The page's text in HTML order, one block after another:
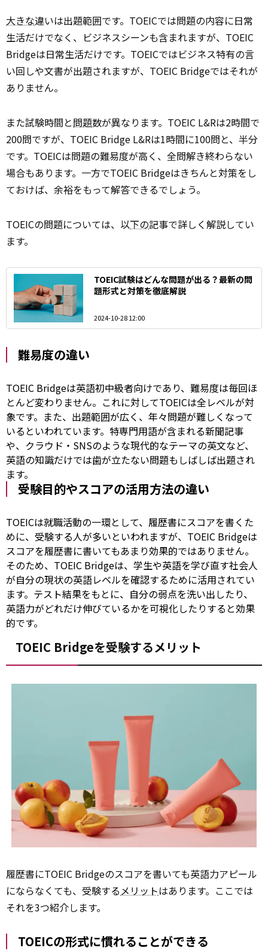
大きな違いは出題範囲です。TOEICでは問題の内容に日常
生活だけでなく、ビジネスシーンも含まれますが、TOEIC
Bridgeは日常生活だけです。TOEICではビジネス特有の言
い回しや文書が出題されますが、TOEIC Bridgeではそれが
ありません。
また試験時間と問題数が異なります。TOEIC L&Rは2時間で
200問ですが、TOEIC Bridge L&Rは1時間に100問と、半分
です。TOEICは問題の難易度が高く、全問解き終わらない
場合もあります。一方でTOEIC Bridgeはきちんと対策をし
ておけば、余裕をもって解答できるでしょう。
TOEICの問題については、以下の記事で詳しく解説してい
ます。
TOEIC試験はどんな問題が出る？最新の問
題形式と対策を徹底解説
2024-10-28 12:00
難易度の違い
TOEIC Bridgeは英語初中級者向けであり、難易度は毎回ほ
とんど変わりません。これに対してTOEICは全レベルが対
象です。また、出題範囲が広く、年々問題が難しくなって
いるといわれています。特専門用語が含まれる新聞記事
や、クラウド・SNSのような現代的なテーマの英文など、
英語の知識だけでは歯が立たない問題もしばしば出題され
ます。
受験目的やスコアの活用方法の違い
TOEICは就職活動の一環として、履歴書にスコアを書くた
めに、受験する人が多いといわれますが、TOEIC Bridgeは
スコアを履歴書に書いてもあまり効果的ではありません。
そのため、TOEIC Bridgeは、学生や英語を学び直す社会人
が自分の現状の英語レベルを確認するために活用されてい
ます。テスト結果をもとに、自分の弱点を洗い出したり、
英語力がどれだけ伸びているかを可視化したりすると効果
的です。
TOEIC Bridgeを受験するメリット
履歴書にTOEIC Bridgeのスコアを書いても英語力アピール
にならなくても、受験するメリットはあります。ここでは
それを3つ紹介します。
TOEICの形式に慣れることができる